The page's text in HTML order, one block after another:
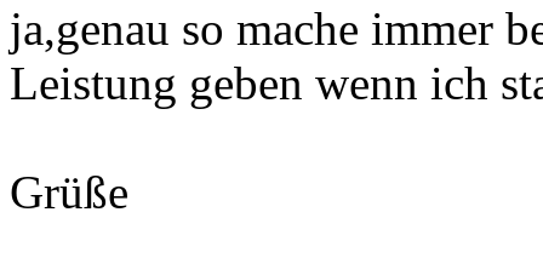
ja,genau so mache immer
Leistung geben wenn ich
Grüße